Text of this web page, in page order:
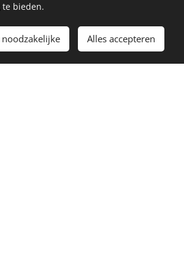
weer muziek
in de lucht
bieden.
Alles accepteren